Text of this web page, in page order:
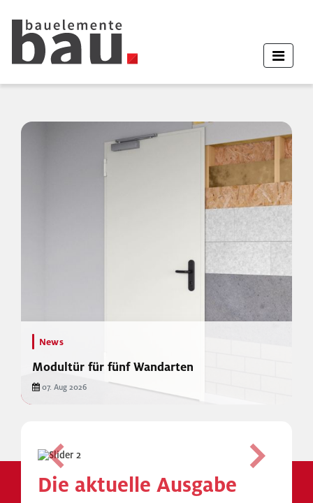
News
Modultür für fünf Wandarten
07. Aug 2026
Previous Next
Die aktuelle Ausgabe